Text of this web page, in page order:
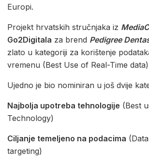
Europi.
Projekt hrvatskih stručnjaka iz
Go2Digitala za brend Pedigree
zlato u kategoriji za korištenje
vremenu (Best Use of Real-Time data)
Ujedno je bio nominiran u još dvije
Najbolja upotreba tehnologije (Best
Technology)
Ciljanje temeljeno na podacima
targeting)